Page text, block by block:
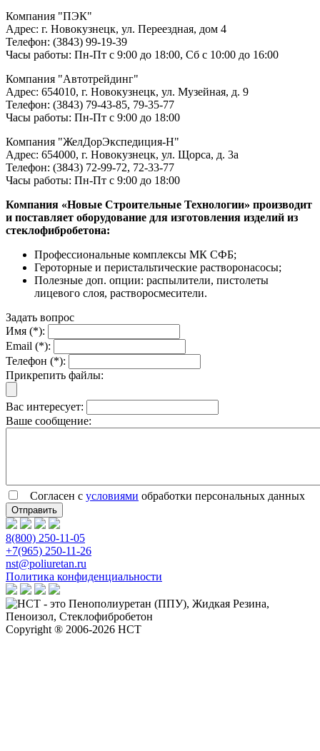
Компания "ПЭК"
Адрес: г. Новокузнецк, ул. Переездная, дом 4
Телефон: (3843) 99-19-39
Часы работы: Пн-Пт с 9:00 до 18:00, Сб с 10:00 до 16:00
Компания "Автотрейдинг"
Адрес: 654010, г. Новокузнецк, ул. Музейная, д. 9
Телефон: (3843) 79-43-85, 79-35-77
Часы работы: Пн-Пт с 9:00 до 18:00
Компания "ЖелДорЭкспедиция-Н"
Адрес: 654000, г. Новокузнецк, ул. Щорса, д. 3а
Телефон: (3843) 72-99-72, 72-33-77
Часы работы: Пн-Пт с 9:00 до 18:00
Компания «Новые Строительные Технологии» производит
и поставляет оборудование для изготовления изделий из
стеклофибробетона:
Профессиональные комплексы МК СФБ;
Героторные и перистальтические растворонасосы;
Полезные доп. опции: распылители, пистолеты
лицевого слоя, растворосмесители.
Задать вопрос
Имя (*):
Email (*):
Телефон (*):
Прикрепить файлы:
Вас интересует:
Ваше сообщение:
Согласен с условиями обработки персональных данных
8(800) 250-11-05
+7(965) 250-11-26
nst@poliuretan.ru
Политика конфиденциальности
Copyright ® 2006-2026 НСТ